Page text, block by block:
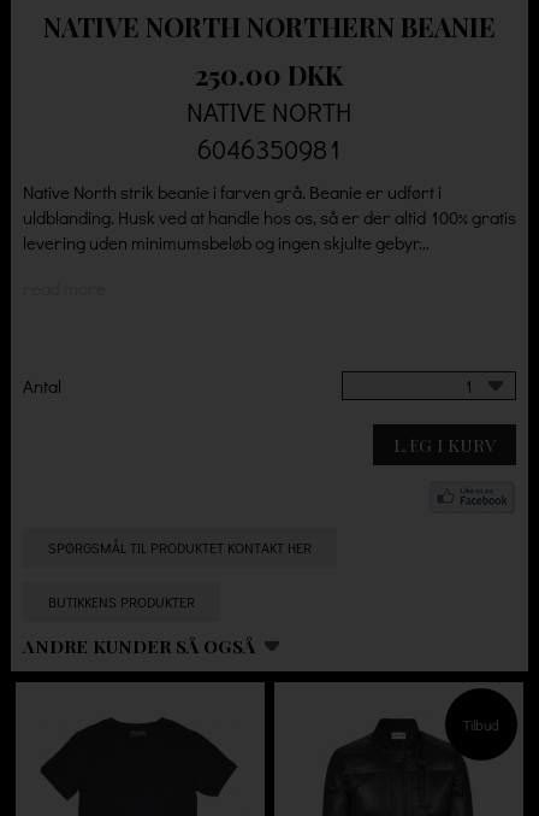
NATIVE NORTH NORTHERN BEANIE
250.00 DKK
NATIVE NORTH
6046350981
Native North strik beanie i farven grå. Beanie er udført i
uldblanding. Husk ved at handle hos os, så er der altid 100% gratis
levering uden minimumsbeløb og ingen skjulte gebyr...
Antal 1
LÆG I KURV
SPØRGSMÅL TIL PRODUKTET KONTAKT HER
BUTIKKENS PRODUKTER
ANDRE KUNDER SÅ OGSÅ
Tilbud